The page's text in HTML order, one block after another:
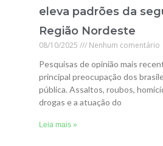
eleva padrões da
Região Nordeste
08/10/2025
Nenhum comentário
Pesquisas de opinião mais
principal preocupação dos
pública. Assaltos, roubos,
drogas e a atuação do
Leia mais »